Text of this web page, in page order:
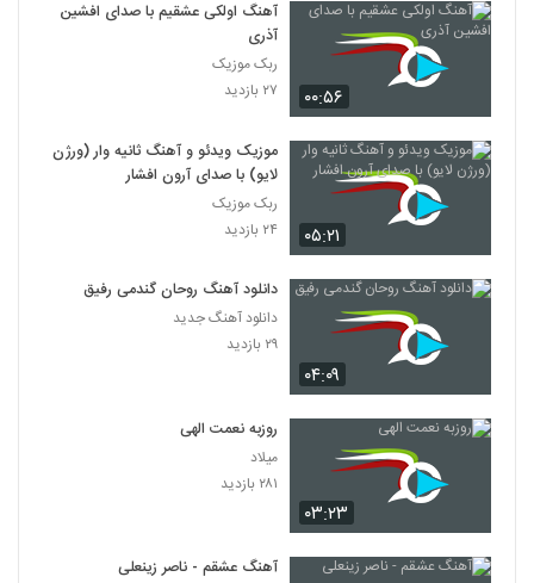
۰۰:۵۶
آهنگ اولکی عشقیم با صدای افشین
آذری
ربک موزیک
۲۷ بازدید
۰۵:۲۱
موزیک ویدئو و آهنگ ثانیه وار (ورژن
لایو) با صدای آرون افشار
ربک موزیک
۲۴ بازدید
۰۴:۰۹
دانلود آهنگ روحان گندمی رفیق
دانلود آهنگ جدید
۲۹ بازدید
۰۳:۲۳
روزبه نعمت الهی
میلاد
۲۸۱ بازدید
آهنگ عشقم - ناصر زینعلی